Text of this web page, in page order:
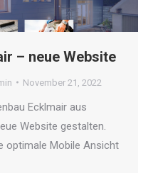
– neue Website
November 21, 2022
Ecklmair aus
Website gestalten.
optimale Mobile Ansicht